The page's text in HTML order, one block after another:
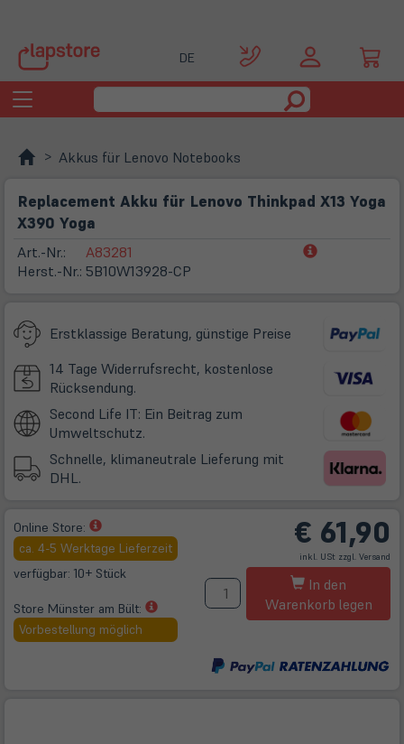
DE
Toggle
navigation
Akkus für Lenovo Notebooks
Replacement Akku für Lenovo Thinkpad X13 Yoga
X390 Yoga
Art.-Nr.:
Herst.-Nr.:
A83281
5B10W13928-CP
(öffnet
Erstklassige Beratung, günstige Preise
14 Tage Widerrufsrecht, kostenlose
Rücksendung.
Second Life IT: Ein Beitrag zum
Umweltschutz.
Schnelle, klimaneutrale Lieferung mit
DHL.
Online Store:
(öffnet
in
neuem
Tab)
ca. 4-5 Werktage Lieferzeit
verfügbar: 10+ Stück
Store Münster am Bült:
(öffnet
neuem
Vorbestellung möglich
€ 61,90
inkl. USt zzgl. Versand
In den
Warenkorb legen